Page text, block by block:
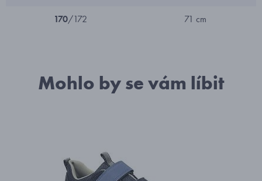
170/172 71 cm
Mohlo by se vám líbit